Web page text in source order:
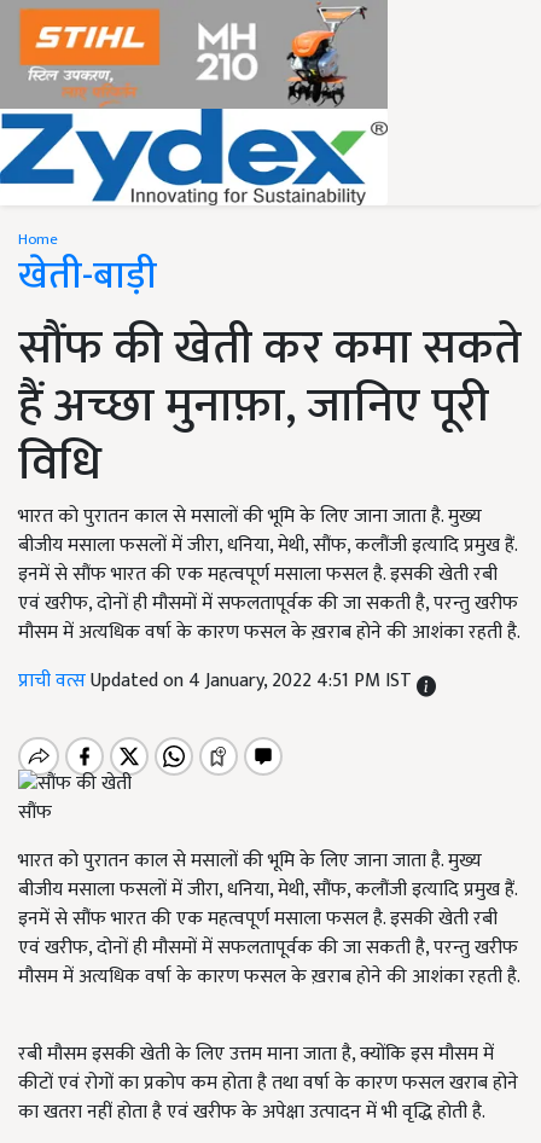
Home
खेती-बाड़ी
सौंफ की खेती कर कमा सकते
हैं अच्छा मुनाफ़ा, जानिए पूरी
विधि
भारत को पुरातन काल से मसालों की भूमि के लिए जाना जाता है. मुख्य
बीजीय मसाला फसलों में जीरा, धनिया, मेथी, सौंफ, कलौंजी इत्यादि प्रमुख हैं.
इनमें से सौंफ भारत की एक महत्वपूर्ण मसाला फसल है. इसकी खेती रबी
एवं खरीफ, दोनों ही मौसमों में सफलतापूर्वक की जा सकती है, परन्तु खरीफ
मौसम में अत्यधिक वर्षा के कारण फसल के ख़राब होने की आशंका रहती है.
प्राची वत्सUpdated on 4 January, 2022 4:51 PM IST
सौंफ
भारत को पुरातन काल से मसालों की भूमि के लिए जाना जाता है. मुख्य
बीजीय मसाला फसलों में जीरा, धनिया, मेथी, सौंफ, कलौंजी इत्यादि प्रमुख हैं.
इनमें से सौंफ भारत की एक महत्वपूर्ण मसाला फसल है. इसकी खेती रबी
एवं खरीफ, दोनों ही मौसमों में सफलतापूर्वक की जा सकती है, परन्तु खरीफ
मौसम में अत्यधिक वर्षा के कारण फसल के ख़राब होने की आशंका रहती है.
रबी मौसम इसकी खेती के लिए उत्तम माना जाता है, क्योंकि इस मौसम में
कीटों एवं रोगों का प्रकोप कम होता है तथा वर्षा के कारण फसल खराब होने
का खतरा नहीं होता है एवं खरीफ के अपेक्षा उत्पादन में भी वृद्धि होती है.